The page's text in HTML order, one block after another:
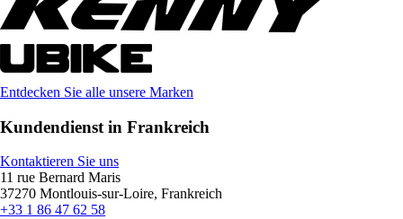
Entdecken Sie alle unsere Marken
Kundendienst in Frankreich
Kontaktieren Sie uns
11 rue Bernard Maris
37270 Montlouis-sur-Loire, Frankreich
+33 1 86 47 62 58